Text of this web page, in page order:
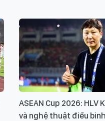
ASEAN Cup 2026: HLV
và nghệ thuật điều